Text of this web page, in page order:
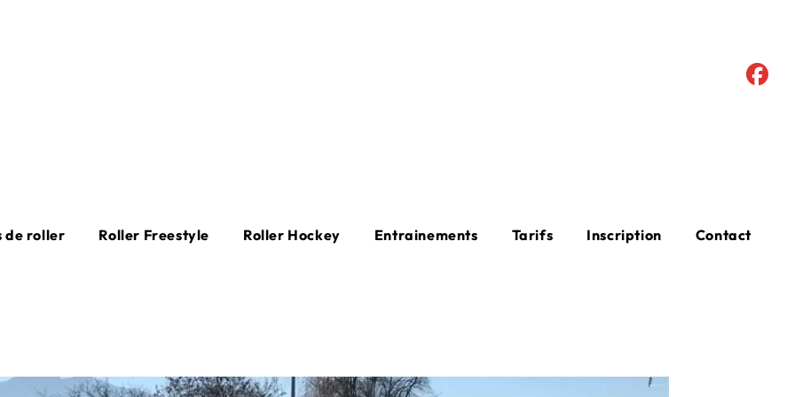
de roller Roller Freestyle Roller Hockey Entrainements Tarifs Inscription Contact